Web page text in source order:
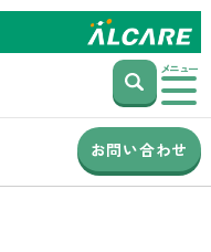
メニュー
お問い合わせ